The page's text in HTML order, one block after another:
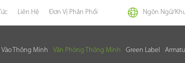
Liên Hệ Đơn Vị Phân Phối Ngôn Ngữ/
Vào Thông Minh Văn Phòng Thông Minh Green Label